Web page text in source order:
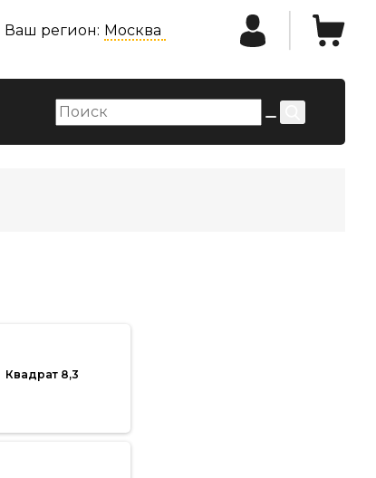
Ваш регион: Москва
Квадрат 8,3